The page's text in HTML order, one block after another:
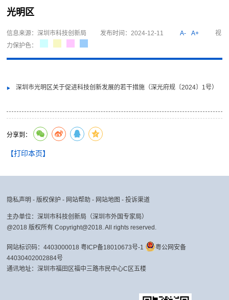
光明区
信息来源：深圳市科技创新局 发布时间：2024-12-11 A- A+
视
力保护色：
深圳市光明区关于促进科技创新发展的若干措施（深光府规〔2024〕1号）
分享到：
【打印本页】
隐私声明 -版权保护 - 网站帮助 - 网站地图 -投诉渠道
主办单位：深圳市科技创新局（深圳市外国专家局）
@2018 版权所有 Copyright@2018. All rights reserved.
网站标识码：4403000018粤ICP备18010673号-1
粤公网安备
44030402002884号
通讯地址：深圳市福田区福中三路市民中心C区五楼